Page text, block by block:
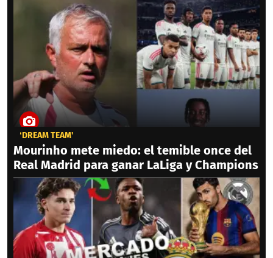
‘DREAM TEAM'
Mourinho mete miedo: el temible once del
Real Madrid para ganar LaLiga y Champions